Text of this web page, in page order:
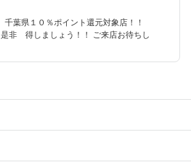
葉県１０％ポイント還元対象店！！
非 得しましょう！！ ご来店お待ちし